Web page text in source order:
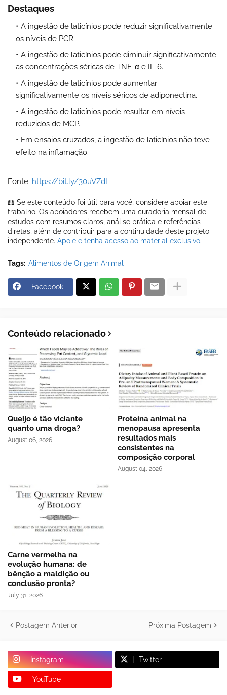
Destaques
A ingestão de laticínios pode reduzir significativamente
os níveis de PCR.
A ingestão de laticínios pode diminuir significativamente
as concentrações séricas de TNF-α e IL-6.
A ingestão de laticínios pode aumentar
significativamente os níveis séricos de adiponectina.
A ingestão de laticínios pode resultar em níveis
reduzidos de MCP.
Em ensaios cruzados, a ingestão de laticínios não teve
efeito na inflamação.
Fonte: https://bit.ly/30uVZdI
📖 Se este conteúdo foi útil para você, considere apoiar este
trabalho. Os apoiadores recebem uma curadoria mensal de
estudos com resumos claros, análise prática e referências
diretas, além de contribuir para a continuidade deste projeto
independente. Apoie e tenha acesso ao material exclusivo.
Tags: Alimentos de Origem Animal
Facebook
Conteúdo relacionado
Queijo é tão viciante
quanto uma droga?
August 06, 2026
Proteína animal na
menopausa apresenta
resultados mais
consistentes na
composição corporal
August 04, 2026
Carne vermelha na
evolução humana: de
bênção a maldição ou
conclusão pronta?
July 31, 2026
Postagem Anterior Próxima Postagem
Instagram Twitter
YouTube